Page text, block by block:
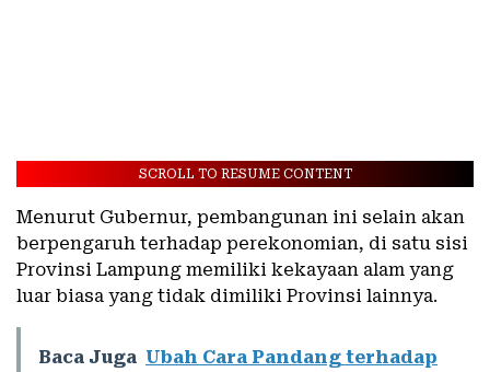
SCROLL TO RESUME CONTENT
Menurut Gubernur, pembangunan ini selain akan
berpengaruh terhadap perekonomian, di satu sisi
Provinsi Lampung memiliki kekayaan alam yang
luar biasa yang tidak dimiliki Provinsi lainnya.
Baca Juga Ubah Cara Pandang terhadap